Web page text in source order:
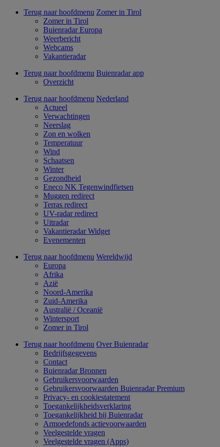
Terug naar hoofdmenu Zomer in Tirol
Zomer in Tirol
Buienradar Europa
Weerbericht
Webcams
Vakantieradar
Terug naar hoofdmenu Buienradar app
Overzicht
Terug naar hoofdmenu Nederland
Actueel
Verwachtingen
Neerslag
Zon en wolken
Temperatuur
Wind
Schaatsen
Winter
Gezondheid
Eneco NK Tegenwindfietsen
Muggen redirect
Terras redirect
UV-radar redirect
Uitradar
Vakantieradar Widget
Evenementen
Terug naar hoofdmenu Wereldwijd
Europa
Afrika
Azië
Noord-Amerika
Zuid-Amerika
Australië / Oceanië
Wintersport
Zomer in Tirol
Terug naar hoofdmenu Over Buienradar
Bedrijfsgegevens
Contact
Buienradar Bronnen
Gebruikersvoorwaarden
Gebruikersvoorwaarden Buienradar Premium
Privacy- en cookiestatement
Toegankelijkheidsverklaring
Toegankelijkheid bij Buienradar
Armoedefonds actievoorwaarden
Veelgestelde vragen
Veelgestelde vragen (Apps)